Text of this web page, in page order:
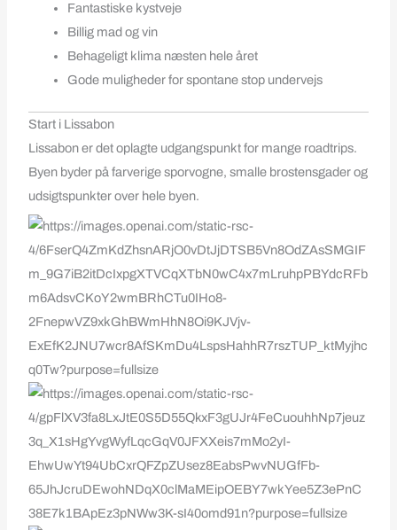
Fantastiske kystveje
Billig mad og vin
Behageligt klima næsten hele året
Gode muligheder for spontane stop undervejs
Start i Lissabon
Lissabon er det oplagte udgangspunkt for mange roadtrips.
Byen byder på farverige sporvogne, smalle brostensgader og
udsigtspunkter over hele byen.